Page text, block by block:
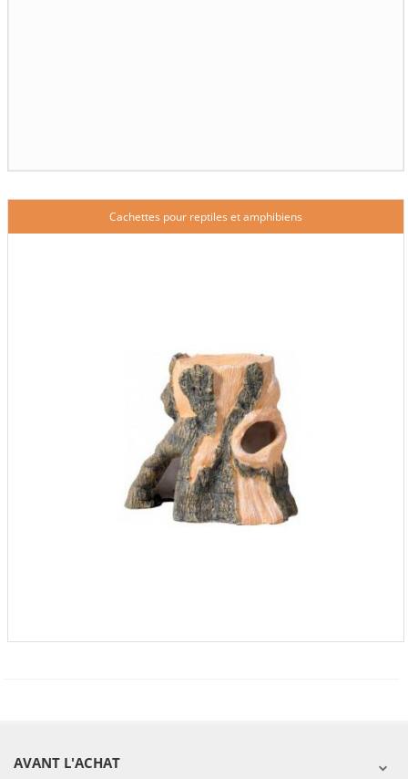
Cachettes pour reptiles et amphibiens
AVANT L'ACHAT